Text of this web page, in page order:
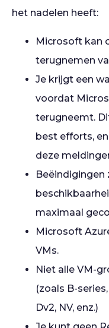
het nadelen heeft:
Microsoft kan
terugnemen
Je krijgt een
voordat
terugneemt.
best efforts,
deze
Beëindigingen
maximaal
Microsoft
VMs.
Niet alle VM-
(zoals B-
Dv2, NV, enz.)